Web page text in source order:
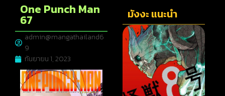
One Punch Man
67
admin@mangathailand6
9
กันยายน 1, 2023
มังงะ แนะนำ